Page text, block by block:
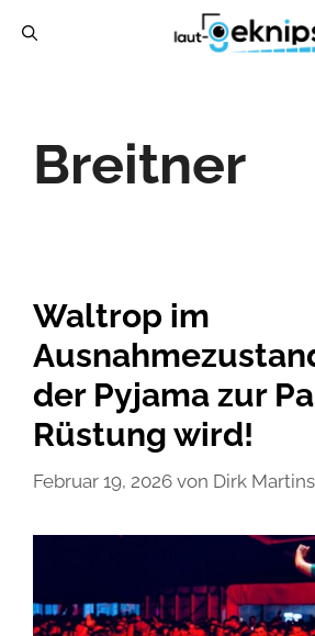
Breitner
Waltrop im
der Pyjama zur
Rüstung wird!
Februar 19, 2026 von Dirk Martins